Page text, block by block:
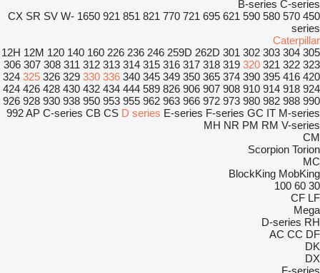
B-series C-series
450
570
580
590
621
695
721
770
821
851
921
1650
CX SR SV W-
series
Caterpillar
12H 12M 120 140 160 226 236 246 259D 262D 301 302 303 304 305
306 307 308 311 312 313 314 315 316 317 318 319 320 321 322 323
324 325 326 329 330 336 340 345 349 350 365 374 390 395 416 420
424 426 428 430 432 434 444 589 826 906 907 908 910 914 918 924
926 928 930 938 950 953 955 962 963 966 972 973 980 982 988 990
992AP C-series CB CS D series E-series F-series GC IT M-series
MH NR PM RM V-series
CM
Scorpion Torion
MC
BlockKing MobKing
30
60
100
CF LF
Mega
D-series RH
AC CC DF
DK
DX
F-series